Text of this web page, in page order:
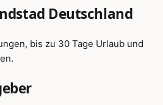
Deutschland
bis zu 30 Tage Urlaub und